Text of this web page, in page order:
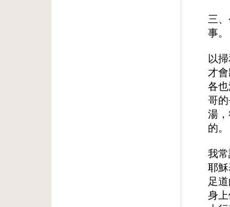
三
事。
以
才
各
哥
湯
的。
我
耶
足
身